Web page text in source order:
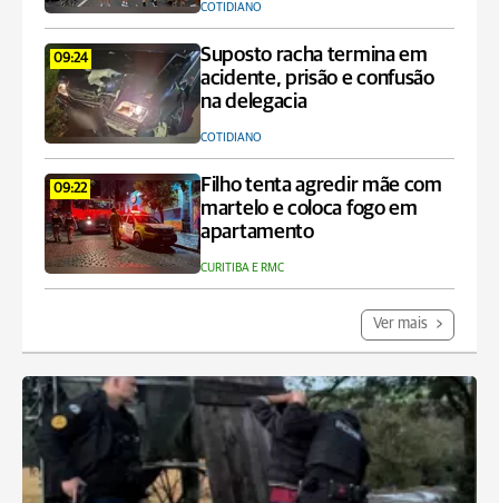
COTIDIANO
09:24
Suposto racha termina em
acidente, prisão e confusão
na delegacia
COTIDIANO
09:22
Filho tenta agredir mãe com
martelo e coloca fogo em
apartamento
CURITIBA E RMC
Ver mais